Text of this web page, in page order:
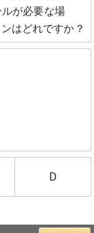
が必要な場
はどれですか？
D